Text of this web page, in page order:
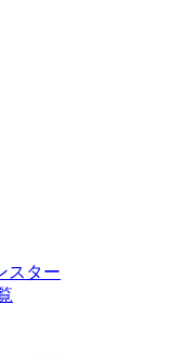
スター